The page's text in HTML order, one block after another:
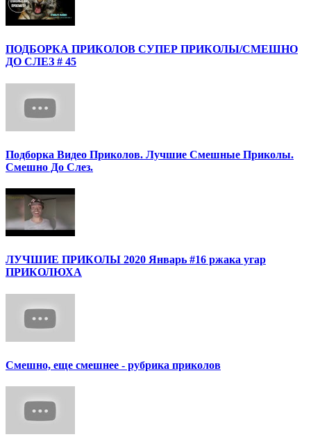
ПОДБОРКА ПРИКОЛОВ СУПЕР ПРИКОЛЫ/СМЕШНО
ДО СЛЕЗ # 45
Подборка Видео Приколов. Лучшие Смешные Приколы.
Смешно До Слез.
ЛУЧШИЕ ПРИКОЛЫ 2020 Январь #16 ржака угар
ПРИКОЛЮХА
Смешно, еще смешнее - рубрика приколов